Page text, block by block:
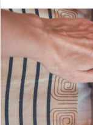
n
d
a
m